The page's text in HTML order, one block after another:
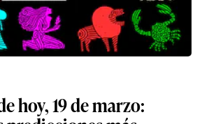
hoy, 19 de marzo: